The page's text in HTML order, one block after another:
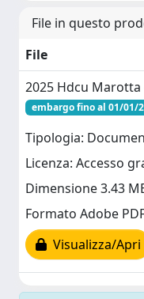
File in questo
File
2025 Hdcu
embargo fino al 01/01/
Tipologia:
Licenza: Accesso
Dimensione 3.43
Formato Adobe
Visualizza/Apri